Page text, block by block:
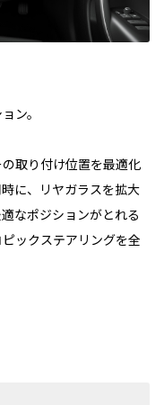
ン。
取り付け位置を最適化
に、リヤガラスを拡大
なポジションがとれる
ックステアリングを全